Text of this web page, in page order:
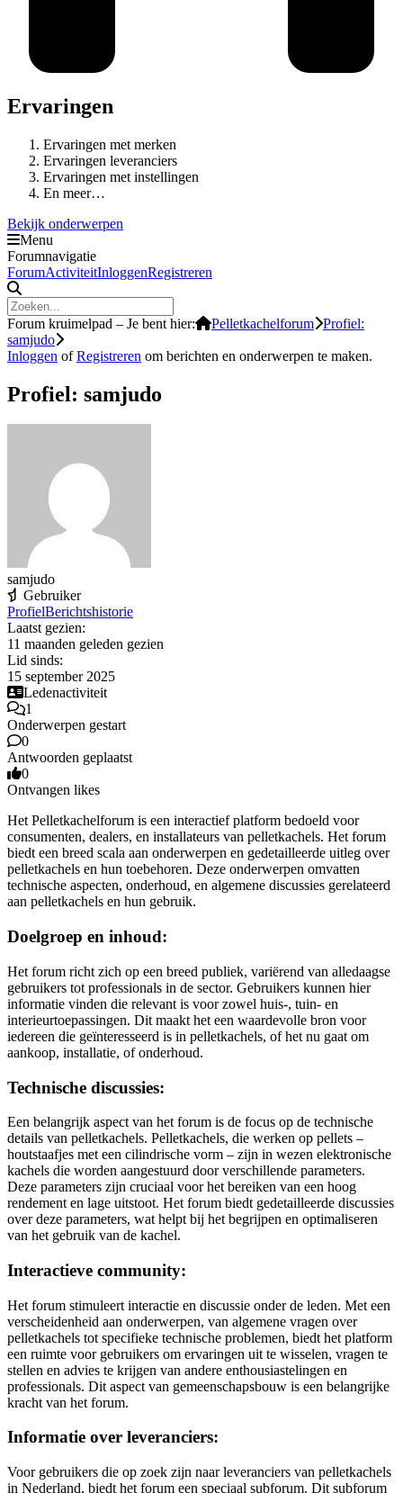
Ervaringen
Ervaringen met merken
Ervaringen leveranciers
Ervaringen met instellingen
En meer…
Bekijk onderwerpen
Menu
Forumnavigatie
ForumActiviteitInloggenRegistreren
Forum kruimelpad – Je bent hier: Pelletkachelforum Profiel:
samjudo
Inloggen ofRegistreren om berichten en onderwerpen te maken.
Profiel: samjudo
samjudo
Gebruiker
ProfielBerichtshistorie
Laatst gezien:
11 maanden geleden gezien
Lid sinds:
15 september 2025
Ledenactiviteit
1
Onderwerpen gestart
0
Antwoorden geplaatst
0
Ontvangen likes
Het Pelletkachelforum is een interactief platform bedoeld voor
consumenten, dealers, en installateurs van pelletkachels. Het forum
biedt een breed scala aan onderwerpen en gedetailleerde uitleg over
pelletkachels en hun toebehoren. Deze onderwerpen omvatten
technische aspecten, onderhoud, en algemene discussies gerelateerd
aan pelletkachels en hun gebruik.
Doelgroep en inhoud:
Het forum richt zich op een breed publiek, variërend van alledaagse
gebruikers tot professionals in de sector. Gebruikers kunnen hier
informatie vinden die relevant is voor zowel huis-, tuin- en
interieurtoepassingen. Dit maakt het een waardevolle bron voor
iedereen die geïnteresseerd is in pelletkachels, of het nu gaat om
aankoop, installatie, of onderhoud​.
Technische discussies:
Een belangrijk aspect van het forum is de focus op de technische
details van pelletkachels. Pelletkachels, die werken op pellets –
houtstaafjes met een cilindrische vorm – zijn in wezen elektronische
kachels die worden aangestuurd door verschillende parameters.
Deze parameters zijn cruciaal voor het bereiken van een hoog
rendement en lage uitstoot. Het forum biedt gedetailleerde discussies
over deze parameters, wat helpt bij het begrijpen en optimaliseren
van het gebruik van de kachel.
Interactieve community:
Het forum stimuleert interactie en discussie onder de leden. Met een
verscheidenheid aan onderwerpen, van algemene vragen over
pelletkachels tot specifieke technische problemen, biedt het platform
een ruimte voor gebruikers om ervaringen uit te wisselen, vragen te
stellen en advies te krijgen van andere enthousiastelingen en
professionals. Dit aspect van gemeenschapsbouw is een belangrijke
kracht van het forum.
Informatie over leveranciers:
Voor gebruikers die op zoek zijn naar leveranciers van pelletkachels
in Nederland, biedt het forum een speciaal subforum. Dit subforum